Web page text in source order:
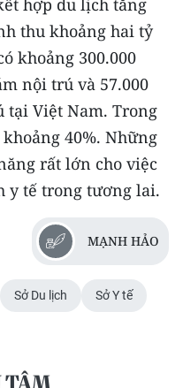
thu khoảng hai tỷ
khoảng 300.000
nội trú và 57.000
Việt Nam. Trong
40%. Những
rất lớn cho việc
y tế trong tương lai.
MẠNH HẢO
Sở Du lịch Sở Y tế
TÂM